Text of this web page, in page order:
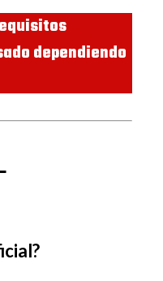
dependiendo